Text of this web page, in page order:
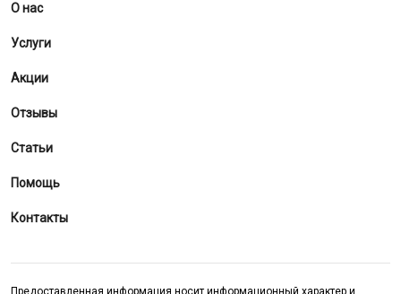
О нас
Услуги
Акции
Отзывы
Статьи
Помощь
Контакты
Предоставленная информация носит информационный характер и